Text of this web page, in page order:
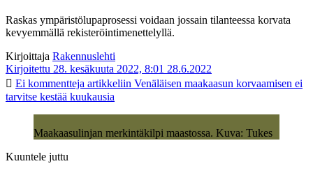
Raskas ympäristölupaprosessi voidaan jossain tilanteessa korvata
kevyemmällä rekisteröintimenettelyllä.
Kirjoittaja Rakennuslehti
Kirjoitettu 28. kesäkuuta 2022, 8:01 28.6.2022
Ei kommentteja artikkeliin Venäläisen maakaasun korvaamisen ei
tarvitse kestää kuukausia
Maakaasulinjan merkintäkilpi maastossa. Kuva: Tukes
Kuuntele juttu